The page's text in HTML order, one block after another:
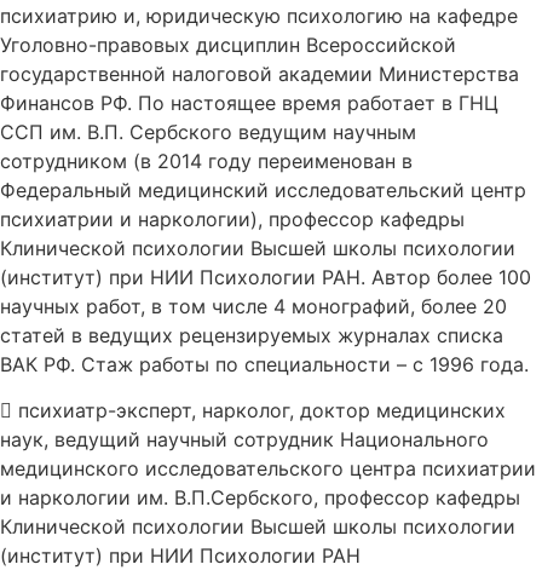
психиатрию и, юридическую психологию на кафедре
Уголовно-правовых дисциплин Всероссийской
государственной налоговой академии Министерства
Финансов РФ. По настоящее время работает в ГНЦ
ССП им. В.П. Сербского ведущим научным
сотрудником (в 2014 году переименован в
Федеральный медицинский исследовательский центр
психиатрии и наркологии), профессор кафедры
Клинической психологии Высшей школы психологии
(институт) при НИИ Психологии РАН. Автор более 100
научных работ, в том числе 4 монографий, более 20
статей в ведущих рецензируемых журналах списка
ВАК РФ. Стаж работы по специальности – с 1996 года.
психиатр-эксперт, нарколог, доктор медицинских
наук, ведущий научный сотрудник Национального
медицинского исследовательского центра психиатрии
и наркологии им. В.П.Сербского, профессор кафедры
Клинической психологии Высшей школы психологии
(институт) при НИИ Психологии РАН